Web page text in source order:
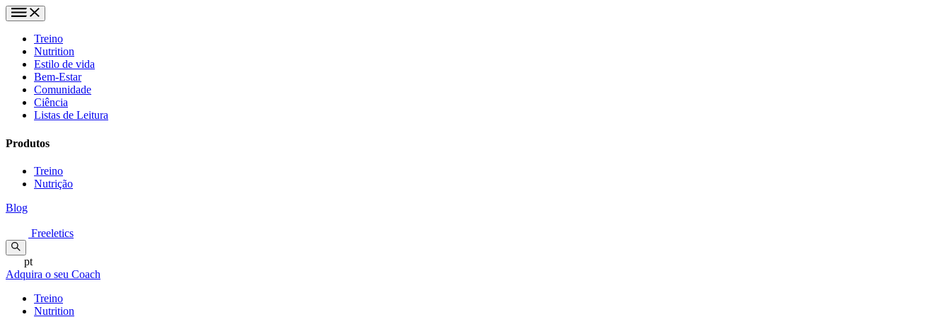
Treino
Nutrition
Estilo de vida
Bem-Estar
Comunidade
Ciência
Listas de Leitura
Produtos
Treino
Nutrição
Blog
Freeletics
pt
Adquira o seu Coach
Treino
Nutrition